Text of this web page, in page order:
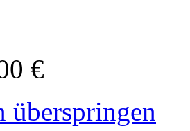
€
überspringen